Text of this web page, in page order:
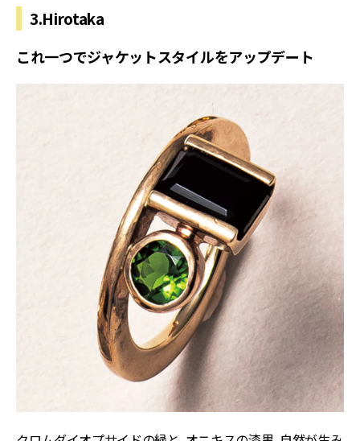
3.Hirotaka
これ一つでジャケットスタイルをアップデート